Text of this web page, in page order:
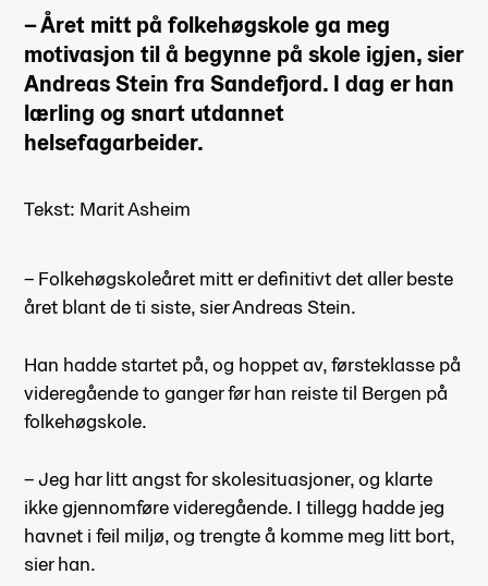
– Året mitt på folkehøgskole ga meg
motivasjon til å begynne på skole igjen, sier
Andreas Stein fra Sandefjord. I dag er han
lærling og snart utdannet
helsefagarbeider.
Tekst: Marit Asheim
– Folkehøgskoleåret mitt er definitivt det aller beste
året blant de ti siste, sier Andreas Stein.
Han hadde startet på, og hoppet av, førsteklasse på
videregående to ganger før han reiste til Bergen på
folkehøgskole.
– Jeg har litt angst for skolesituasjoner, og klarte
ikke gjennomføre videregående. I tillegg hadde jeg
havnet i feil miljø, og trengte å komme meg litt bort,
sier han.